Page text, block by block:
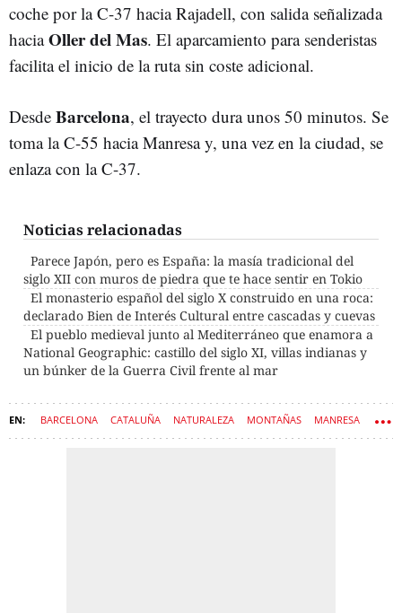
coche por la C-37 hacia Rajadell, con salida señalizada
haciaOller del Mas. El aparcamiento para senderistas
facilita el inicio de la ruta sin coste adicional.
Desde Barcelona, el trayecto dura unos 50 minutos. Se
toma la C-55 hacia Manresa y, una vez en la ciudad, se
enlaza con la C-37.
Noticias relacionadas
Parece Japón, pero es España: la masía tradicional del
siglo XII con muros de piedra que te hace sentir en Tokio
El monasterio español del siglo X construido en una roca:
declarado Bien de Interés Cultural entre cascadas y cuevas
El pueblo medieval junto al Mediterráneo que enamora a
National Geographic: castillo del siglo XI, villas indianas y
un búnker de la Guerra Civil frente al mar
BARCELONA CATALUÑA NATURALEZA MONTAÑAS MANRESA